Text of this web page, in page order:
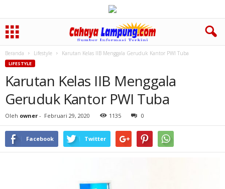
Beranda Lifestyle Karutan Kelas IIB Menggala Geruduk Kantor PWI Tuba
LIFESTYLE
Karutan Kelas IIB Menggala
Geruduk Kantor PWI Tuba
Oleh owner - Februari 29, 2020 1135 0
Facebook Twitter